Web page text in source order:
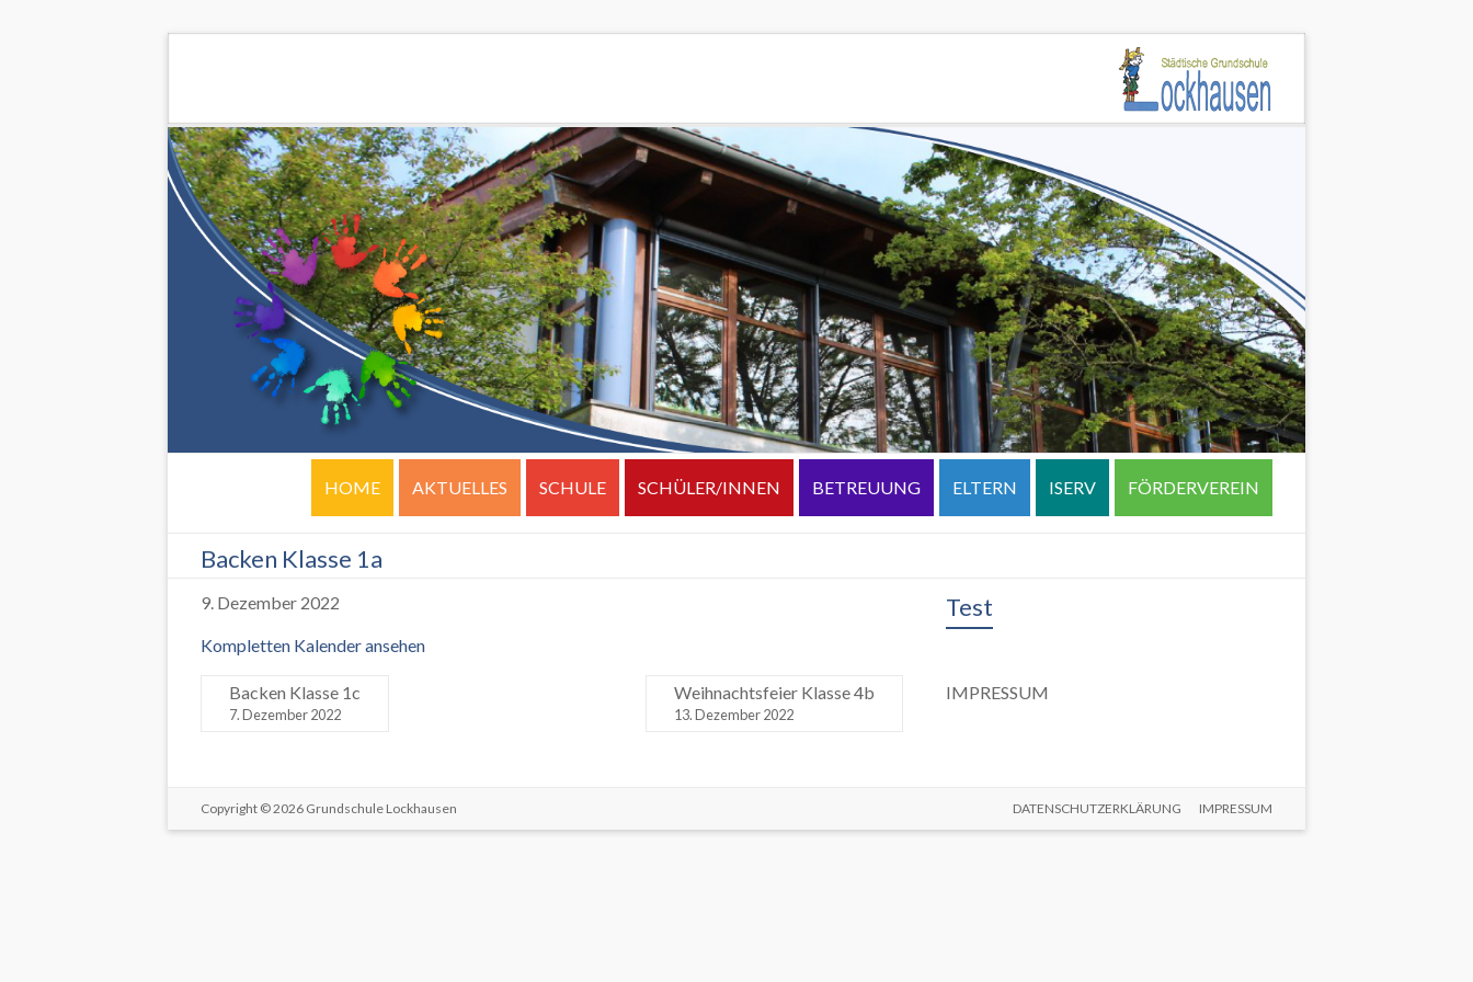
HOME AKTUELLES SCHULE SCHÜLER/INNEN BETREUUNG ELTERN ISERV FÖRDERVEREIN
Backen Klasse 1a
9. Dezember 2022
Kompletten Kalender ansehen
Backen Klasse 1c
7. Dezember 2022
Weihnachtsfeier Klasse 4b
13. Dezember 2022
Test
IMPRESSUM
Copyright © 2026 Grundschule Lockhausen DATENSCHUTZERKLÄRUNG IMPRESSUM